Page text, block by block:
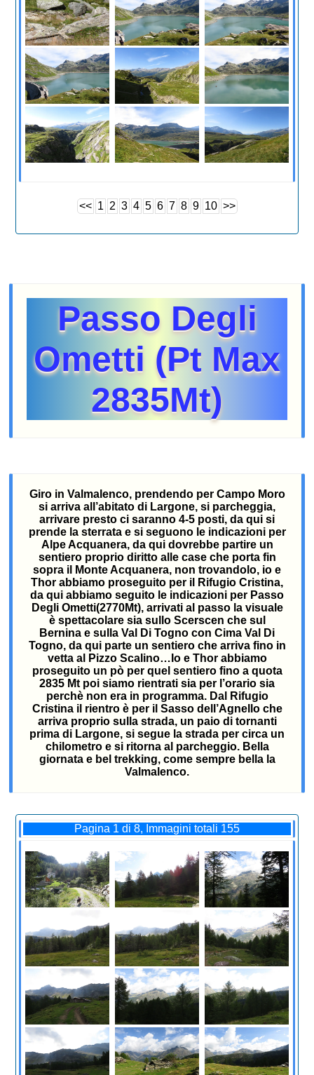
<< 1 2 3 4 5 6 7 8 9 10 >>
Passo Degli
Ometti (Pt Max
2835Mt)
Giro in Valmalenco, prendendo per Campo Moro
si arriva all’abitato di Largone, si parcheggia,
arrivare presto ci saranno 4-5 posti, da qui si
prende la sterrata e si seguono le indicazioni per
Alpe Acquanera, da qui dovrebbe partire un
sentiero proprio diritto alle case che porta fin
sopra il Monte Acquanera, non trovandolo, io e
Thor abbiamo proseguito per il Rifugio Cristina,
da qui abbiamo seguito le indicazioni per Passo
Degli Ometti(2770Mt), arrivati al passo la visuale
è spettacolare sia sullo Scerscen che sul
Bernina e sulla Val Di Togno con Cima Val Di
Togno, da qui parte un sentiero che arriva fino in
vetta al Pizzo Scalino…Io e Thor abbiamo
proseguito un pò per quel sentiero fino a quota
2835 Mt poi siamo rientrati sia per l’orario sia
perchè non era in programma. Dal Rifugio
Cristina il rientro è per il Sasso dell’Agnello che
arriva proprio sulla strada, un paio di tornanti
prima di Largone, si segue la strada per circa un
chilometro e si ritorna al parcheggio. Bella
giornata e bel trekking, come sempre bella la
Valmalenco.
Pagina 1 di 8, Immagini totali 155